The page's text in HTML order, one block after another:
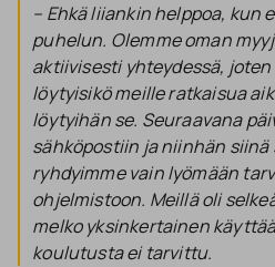
– Ehkä liiankin helppoa, kun
puhelun. Olemme oman
aktiivisesti yhteydessä,
löytyisikö meille ratkaisua
löytyihän se. Seuraavana
sähköpostiin ja niinhän
ryhdyimme vain lyömään
ohjelmistoon. Meillä oli
melko yksinkertainen
koulutusta ei tarvittu.